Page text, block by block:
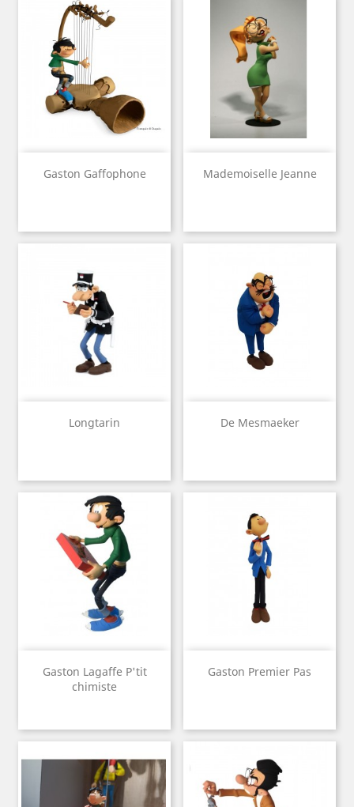
Gaston Gaffophone Mademoiselle Jeanne
Longtarin De Mesmaeker
Gaston Lagaffe P'tit
chimiste
Gaston Premier Pas